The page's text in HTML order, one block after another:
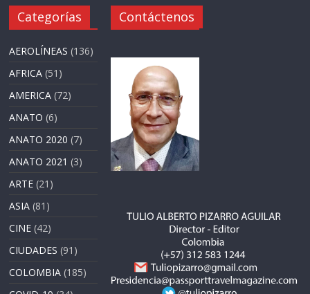
Categorías
AEROLÍNEAS (136)
AFRICA (51)
AMERICA (72)
ANATO (6)
ANATO 2020 (7)
ANATO 2021 (3)
ARTE (21)
ASIA (81)
CINE (42)
CIUDADES (91)
COLOMBIA (185)
Contáctenos